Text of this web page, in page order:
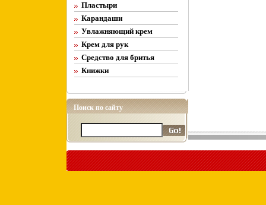
Пластыри
Карандаши
Увлажняющий крем
Крем для рук
Средство для бритья
Книжки
Поиск по сайту